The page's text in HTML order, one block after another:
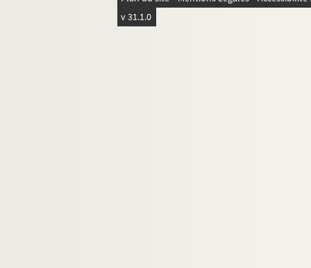
v 31.1.0